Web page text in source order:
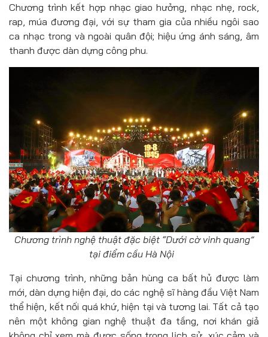
Chương trình kết hợp nhạc giao hưởng, nhạc nhẹ, rock,
rap, múa đương đại, với sự tham gia của nhiều ngôi sao
ca nhạc trong và ngoài quân đội; hiệu ứng ánh sáng, âm
thanh được dàn dựng công phu.
Chương trình nghệ thuật đặc biệt “Dưới cờ vinh quang”
tại điểm cầu Hà Nội
Tại chương trình, những bản hùng ca bất hủ được làm
mới, dàn dựng hiện đại, do các nghệ sĩ hàng đầu Việt Nam
thể hiện, kết nối quá khứ, hiện tại và tương lai. Tất cả tạo
nên một không gian nghệ thuật đa tầng, nơi khán giả